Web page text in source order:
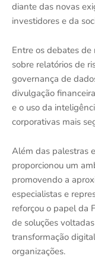
diante das novas
investidores e da
Entre os debates de
sobre relatórios de
governança de
divulgação
e o uso da
corporativas mais
Além das palestras
proporcionou um
promovendo a
especialistas e
reforçou o papel da
de soluções
transformação
organizações.